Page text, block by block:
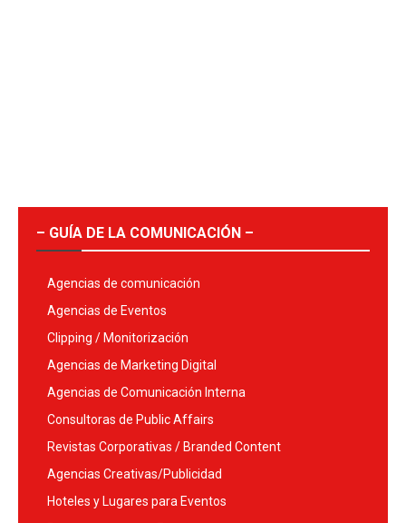
– GUÍA DE LA COMUNICACIÓN –
Agencias de comunicación
Agencias de Eventos
Clipping / Monitorización
Agencias de Marketing Digital
Agencias de Comunicación Interna
Consultoras de Public Affairs
Revistas Corporativas / Branded Content
Agencias Creativas/Publicidad
Hoteles y Lugares para Eventos